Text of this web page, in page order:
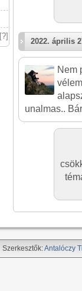
[?]
2022. április
Nem
unalmas..
Szerkesztők:Antalóczy